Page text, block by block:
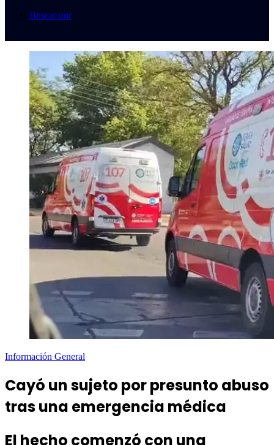
Buscar por
Información General
Cayó un sujeto por presunto abuso
tras una emergencia médica
El hecho comenzó con una